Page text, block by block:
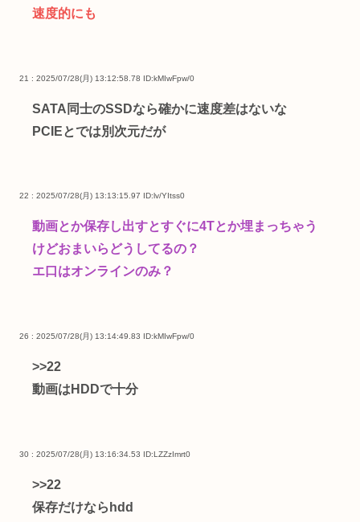
速度的にも
21 : 2025/07/28(月) 13:12:58.78 ID:kMIwFpw/0
SATA同士のSSDなら確かに速度差はないな
PCIEとでは別次元だが
22 : 2025/07/28(月) 13:13:15.97 ID:lv/YItss0
動画とか保存し出すとすぐに4Tとか埋まっちゃう
けどおまいらどうしてるの？
エ口はオンラインのみ？
26 : 2025/07/28(月) 13:14:49.83 ID:kMIwFpw/0
>>22
動画はHDDで十分
30 : 2025/07/28(月) 13:16:34.53 ID:LZZzImrt0
>>22
保存だけならhdd